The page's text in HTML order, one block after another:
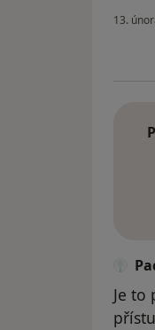
13.
Je to